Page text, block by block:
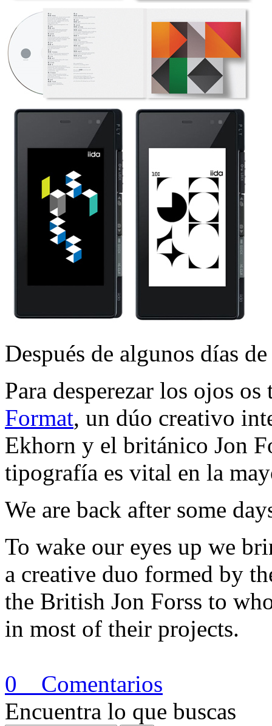
Después de algunos días
Para desperezar los ojos
Format, un dúo creativo
Ekhorn y el británico Jon
tipografía es vital en la
We are back after some
To wake our eyes up we
a creative duo formed by
the British Jon Forss to
in most of their projects.
0 Comentarios
Encuentra lo que buscas